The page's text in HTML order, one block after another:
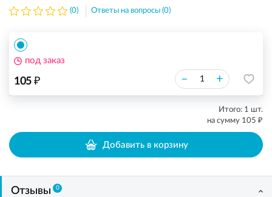
(0) Ответы на вопросы (0)
105 ₽ – +
под заказ
Итого: 1 шт.
на сумму 105 ₽
Добавить в корзину
Отзывы 0